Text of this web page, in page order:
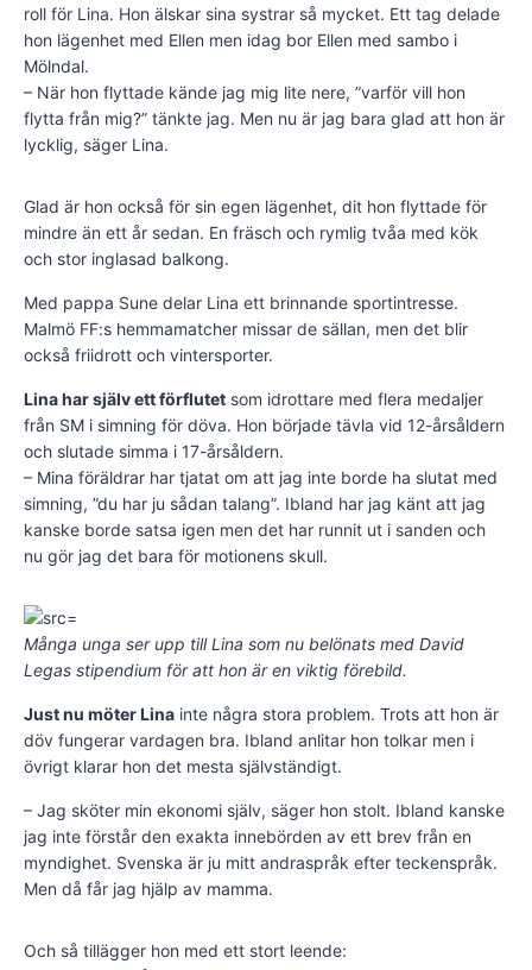
roll för Lina. Hon älskar sina systrar så mycket. Ett tag delade
hon lägenhet med Ellen men idag bor Ellen med sambo i
Mölndal.
– När hon flyttade kände jag mig lite nere, ”varför vill hon
flytta från mig?” tänkte jag. Men nu är jag bara glad att hon är
lycklig, säger Lina.
Glad är hon också för sin egen lägenhet, dit hon flyttade för
mindre än ett år sedan. En fräsch och rymlig tvåa med kök
och stor inglasad balkong.
Med pappa Sune delar Lina ett brinnande sportintresse.
Malmö FF:s hemmamatcher missar de sällan, men det blir
också friidrott och vintersporter.
Lina har själv ett förflutet som idrottare med flera medaljer
från SM i simning för döva. Hon började tävla vid 12-årsåldern
och slutade simma i 17-årsåldern.
– Mina föräldrar har tjatat om att jag inte borde ha slutat med
simning, ”du har ju sådan talang”. Ibland har jag känt att jag
kanske borde satsa igen men det har runnit ut i sanden och
nu gör jag det bara för motionens skull.
Många unga ser upp till Lina som nu belönats med David
Legas stipendium för att hon är en viktig förebild.
Just nu möter Lina inte några stora problem. Trots att hon är
döv fungerar vardagen bra. Ibland anlitar hon tolkar men i
övrigt klarar hon det mesta självständigt.
– Jag sköter min ekonomi själv, säger hon stolt. Ibland kanske
jag inte förstår den exakta innebörden av ett brev från en
myndighet. Svenska är ju mitt andraspråk efter teckenspråk.
Men då får jag hjälp av mamma.
Och så tillägger hon med ett stort leende: